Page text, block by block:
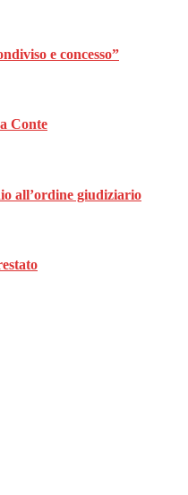
e concesso”
Conte
all’ordine giudiziario